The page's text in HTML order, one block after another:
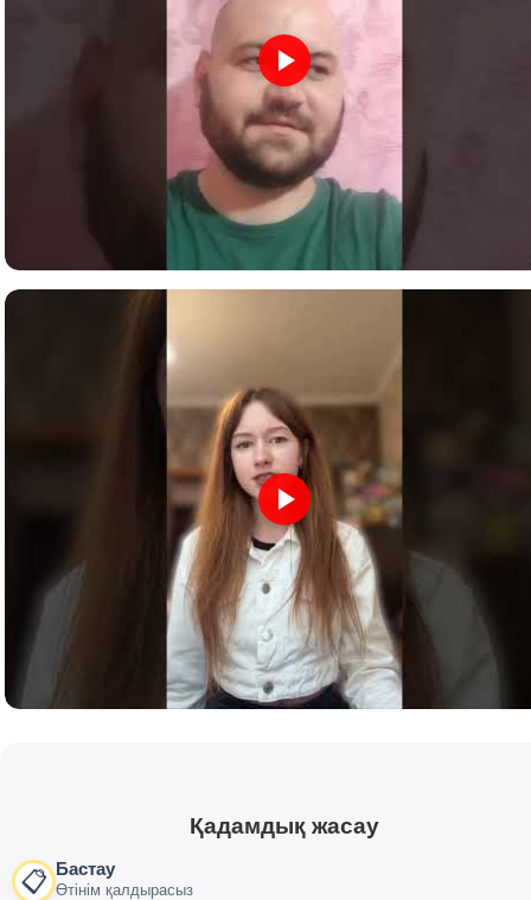
Қадамдық жасау
📋 Бастау
Өтінім қалдырасыз